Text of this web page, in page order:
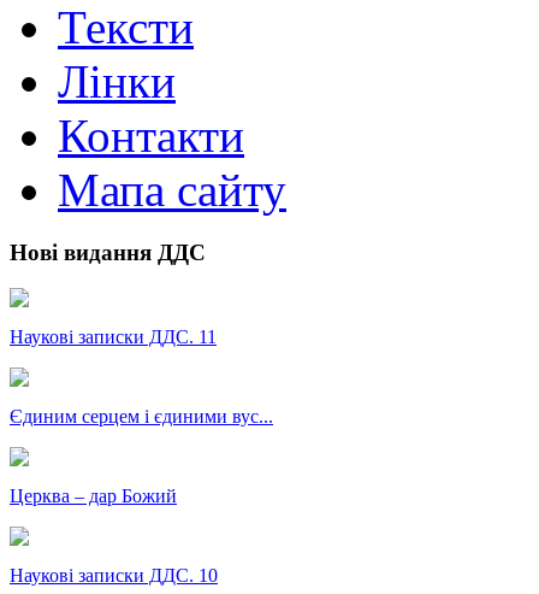
Тексти
Лінки
Контакти
Мапа сайту
Нові видання ДДС
Наукові записки ДДС. 11
Єдиним серцем і єдиними вус...
Церква – дар Божий
Наукові записки ДДС. 10